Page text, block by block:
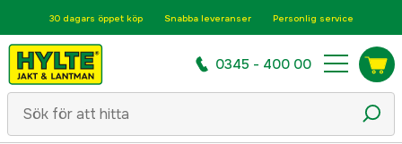
30 dagars öppet köp Snabba leveranser Personlig service
0345 - 400 00